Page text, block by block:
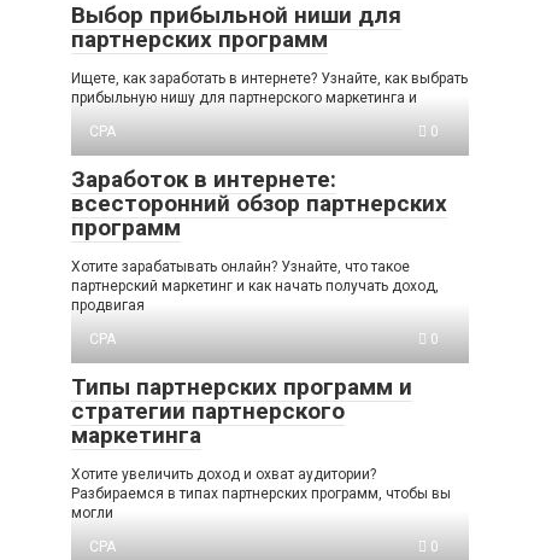
Выбор прибыльной ниши для
партнерских программ
Ищете, как заработать в интернете? Узнайте, как выбрать
прибыльную нишу для партнерского маркетинга и
CPA
0
Заработок в интернете:
всесторонний обзор партнерских
программ
Хотите зарабатывать онлайн? Узнайте, что такое
партнерский маркетинг и как начать получать доход,
продвигая
CPA
0
Типы партнерских программ и
стратегии партнерского
маркетинга
Хотите увеличить доход и охват аудитории?
Разбираемся в типах партнерских программ, чтобы вы
могли
CPA
0